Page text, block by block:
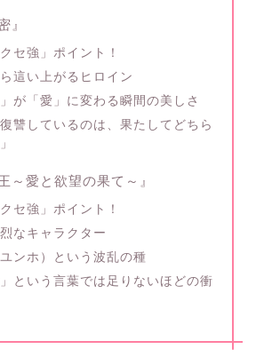
』
セ強」ポイント！
這い上がるヒロイン
」が「愛」に変わる瞬間の美しさ
復讐しているのは、果たしてどちら
～愛と欲望の果て～』
セ強」ポイント！
なキャラクター
ユンホ）という波乱の種
」という言葉では足りないほどの衝